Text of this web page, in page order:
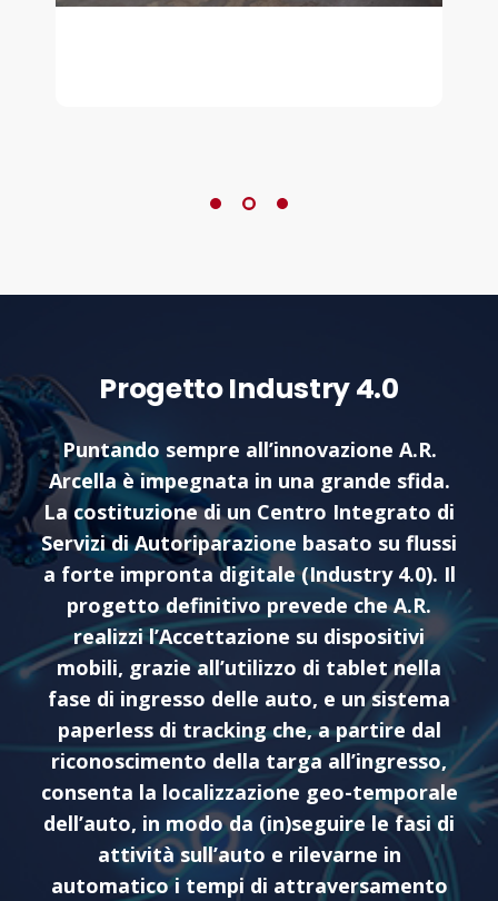
Progetto Industry 4.0
Puntando sempre all’innovazione A.R.
Arcella è impegnata in una grande sfida.
La costituzione di un Centro Integrato di
Servizi di Autoriparazione basato su flussi
a forte impronta digitale (Industry 4.0). Il
progetto definitivo prevede che A.R.
realizzi l’Accettazione su dispositivi
mobili, grazie all’utilizzo di tablet nella
fase di ingresso delle auto, e un sistema
paperless di tracking che, a partire dal
riconoscimento della targa all’ingresso,
consenta la localizzazione geo-temporale
dell’auto, in modo da (in)seguire le fasi di
attività sull’auto e rilevarne in
automatico i tempi di attraversamento